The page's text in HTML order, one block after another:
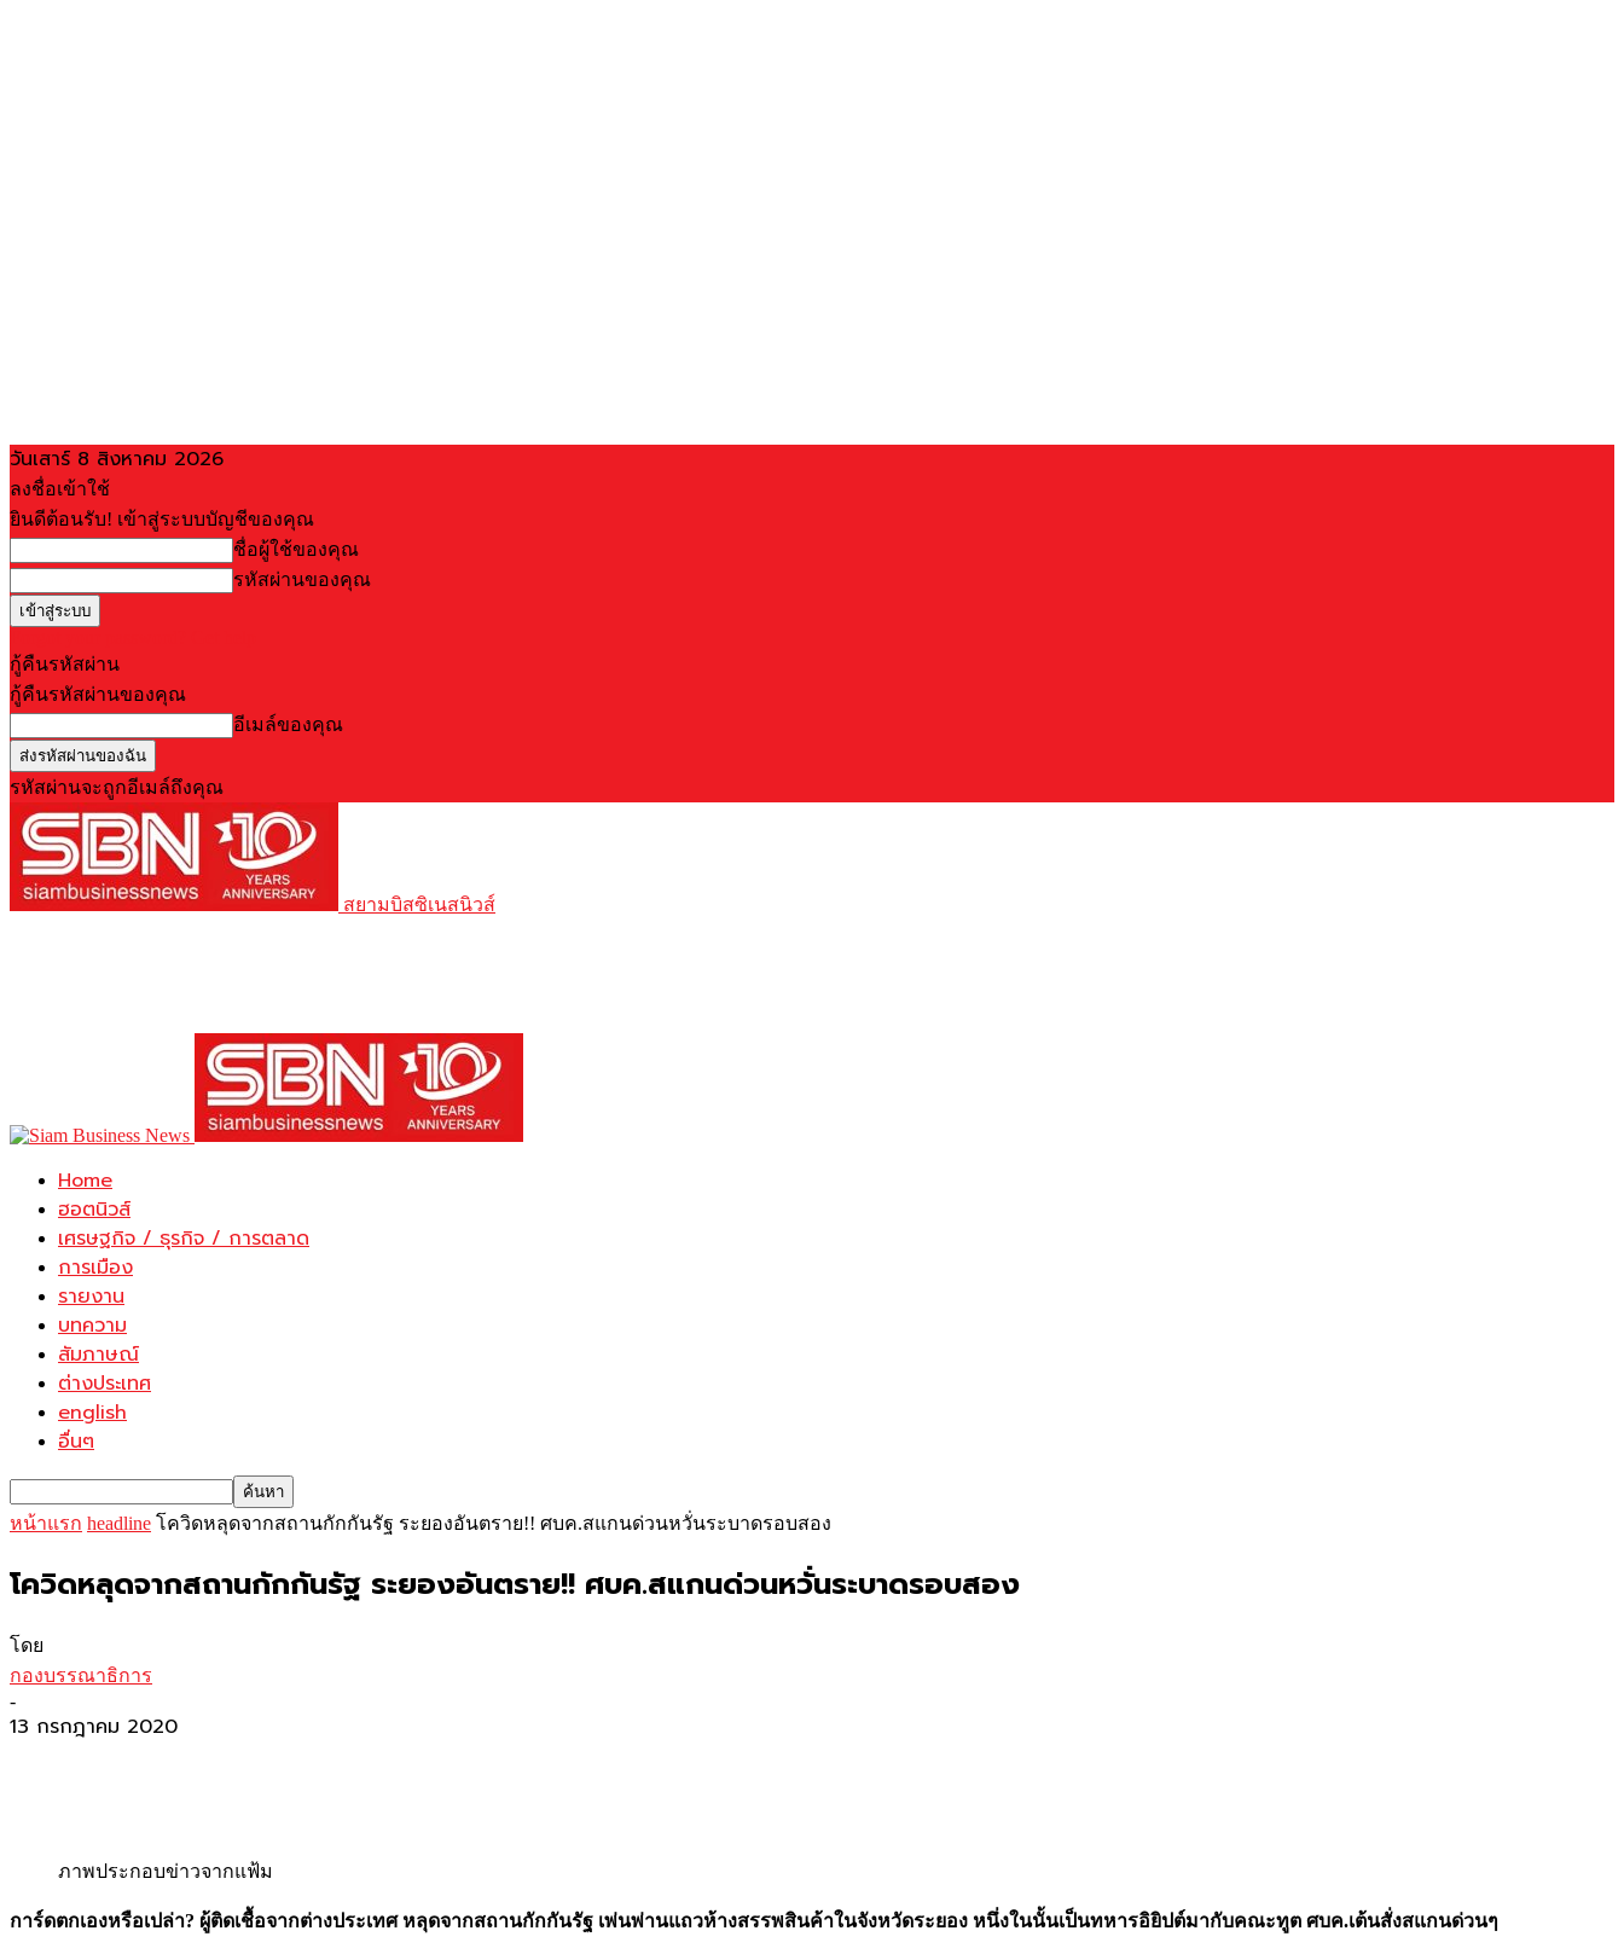
วันเสาร์ 8 สิงหาคม 2026
ลงชื่อเข้าใช้
ยินดีต้อนรับ! เข้าสู่ระบบบัญชีของคุณ
ชื่อผู้ใช้ของคุณ
รหัสผ่านของคุณ
กู้คืนรหัสผ่าน
กู้คืนรหัสผ่านของคุณ
อีเมล์ของคุณ
รหัสผ่านจะถูกอีเมล์ถึงคุณ
สยามบิสซิเนสนิวส์
Home
ฮอตนิวส์
เศรษฐกิจ / ธุรกิจ / การตลาด
การเมือง
รายงาน
บทความ
สัมภาษณ์
ต่างประเทศ
english
อื่นๆ
หน้าแรก headline โควิดหลุดจากสถานกักกันรัฐ ระยองอันตราย!! ศบค.สแกนด่วนหวั่นระบาดรอบสอง
โควิดหลุดจากสถานกักกันรัฐ ระยองอันตราย!! ศบค.สแกนด่วนหวั่นระบาดรอบสอง
โดย
กองบรรณาธิการ
-
13 กรกฎาคม 2020
ภาพประกอบข่าวจากแฟ้ม
การ์ดตกเองหรือเปล่า? ผู้ติดเชื้อจากต่างประเทศ หลุดจากสถานกักกันรัฐ เพ่นพ่านแถวห้างสรรพสินค้าในจังหวัดระยอง หนึ่งในนั้นเป็นทหารอิยิปต์มากับคณะทูต ศบค.เต้นสั่งสแกนด่วนๆ